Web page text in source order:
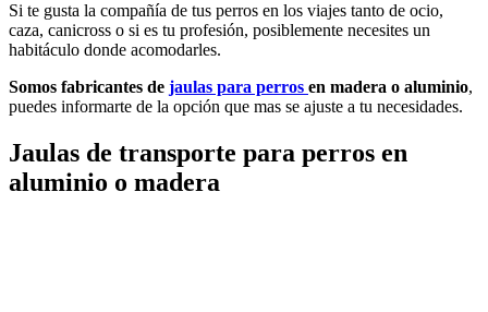
Si te gusta la compañía de tus perros en los viajes tanto de ocio,
caza, canicross o si es tu profesión, posiblemente necesites un
habitáculo donde acomodarles.
Somos fabricantes de jaulas para perros en madera o aluminio,
puedes informarte de la opción que mas se ajuste a tu necesidades.
Jaulas de transporte para perros en
aluminio o madera